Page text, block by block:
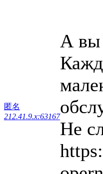
匿名
212.41.9.x:63167
А вы
Не